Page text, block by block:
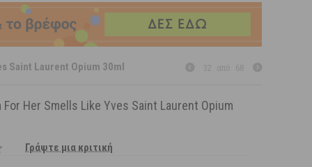
Saint Laurent Opium 30ml
For Her Smells Like Yves Saint Laurent Opium
Γράψτε μια κριτική